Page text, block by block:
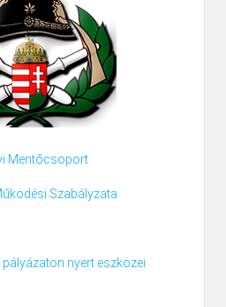
Mentőcsoport
Szabályzata
nyert eszközei